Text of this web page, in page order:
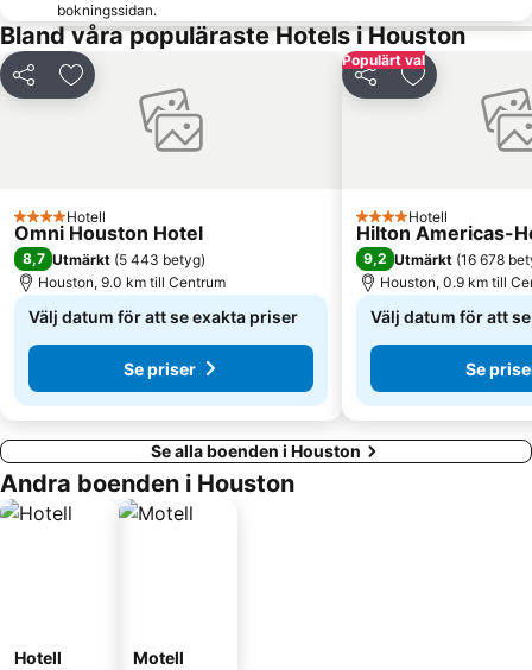
bokningssidan.
Bland våra populäraste Hotels i Houston
Dela Lägg till i Mina Favoriter
4 Stjärnor
Hotell
Omni Houston Hotel
8,7 Utmärkt (5 443 betyg)
Houston, 9.0 km till Centrum
Välj datum för att se exakta priser
Se priser
Populärt val
Dela Lägg till i
4 Stjärnor
Hotell
Hilton Americas-
9,2 Utmärkt (16 678
Houston, 0.9 km till
Välj datum för att
Se
Se alla boenden i Houston
Andra boenden i Houston
Hotell Motell